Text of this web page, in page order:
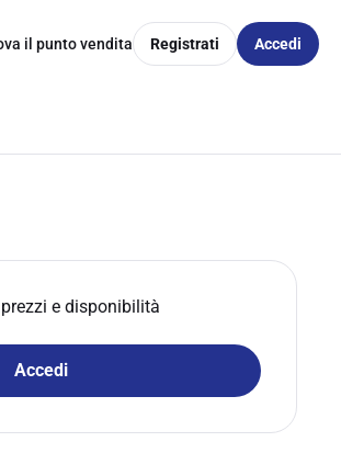
il punto vendita Registrati Accedi
e disponibilità
Accedi